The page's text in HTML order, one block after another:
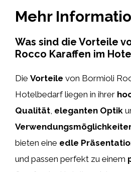
Mehr
Was sind die Vorteile
Rocco Karaffen im
Die Vorteile von Bormioli
Hotelbedarf liegen in ihrer
Qualität, eleganten Optik
bieten eine edle
und passen perfekt zu einem